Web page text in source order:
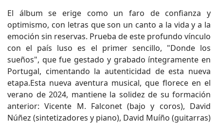
El álbum se erige como un faro de confianza y
optimismo, con letras que son un canto a la vida y a la
emoción sin reservas. Prueba de este profundo vínculo
con el país luso es el primer sencillo, "Donde los
sueños", que fue gestado y grabado íntegramente en
Portugal, cimentando la autenticidad de esta nueva
etapa.Esta nueva aventura musical, que florece en el
verano de 2024, mantiene la solidez de su formación
anterior: Vicente M. Falconet (bajo y coros), David
Núñez (sintetizadores y piano), David Muíño (guitarras)